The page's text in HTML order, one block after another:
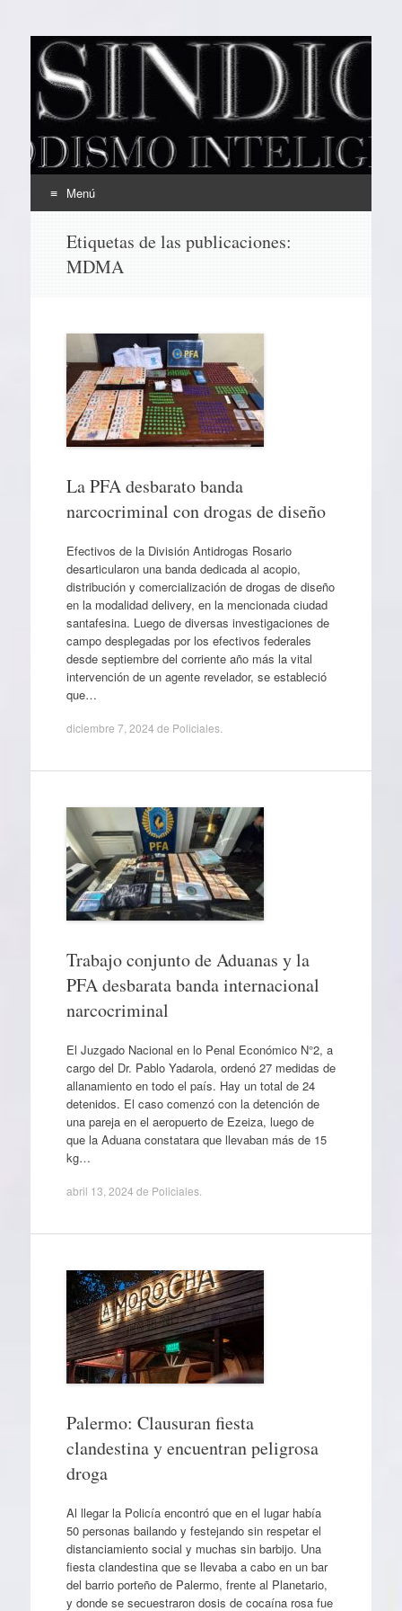
EL SINDICAL
Periodismo Inteligente
Menú
contenido
Etiquetas de las publicaciones:
MDMA
La PFA desbarato banda
narcocriminal con drogas de diseño
Efectivos de la División Antidrogas Rosario
desarticularon una banda dedicada al acopio,
distribución y comercialización de drogas de diseño
en la modalidad delivery, en la mencionada ciudad
santafesina. Luego de diversas investigaciones de
campo desplegadas por los efectivos federales
desde septiembre del corriente año más la vital
intervención de un agente revelador, se estableció
que…
diciembre 7, 2024 de Policiales.
Trabajo conjunto de Aduanas y la
PFA desbarata banda internacional
narcocriminal
El Juzgado Nacional en lo Penal Económico N°2, a
cargo del Dr. Pablo Yadarola, ordenó 27 medidas de
allanamiento en todo el país. Hay un total de 24
detenidos. El caso comenzó con la detención de
una pareja en el aeropuerto de Ezeiza, luego de
que la Aduana constatara que llevaban más de 15
kg…
abril 13, 2024 de Policiales.
Palermo: Clausuran fiesta
clandestina y encuentran peligrosa
droga
Al llegar la Policía encontró que en el lugar había
50 personas bailando y festejando sin respetar el
distanciamiento social y muchas sin barbijo. Una
fiesta clandestina que se llevaba a cabo en un bar
del barrio porteño de Palermo, frente al Planetario,
y donde se secuestraron dosis de cocaína rosa fue